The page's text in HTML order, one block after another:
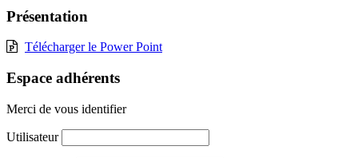
Présentation
Télécharger le Power Point
Espace adhérents
Merci de vous identifier
Utilisateur